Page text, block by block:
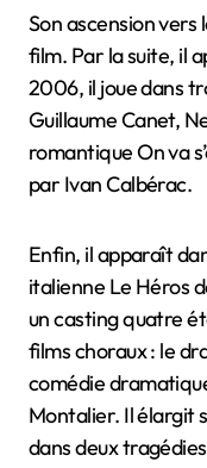
Son ascension
film. Par la suite, il
2006, il joue dans
Guillaume Canet,
romantique On va
par Ivan Calbérac.
Enfin, il apparaît
italienne Le Héros
un casting quatre
films choraux : le
comédie
Montalier. Il élargit
dans deux